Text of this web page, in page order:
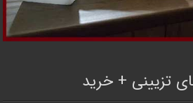
تزیینی + خرید